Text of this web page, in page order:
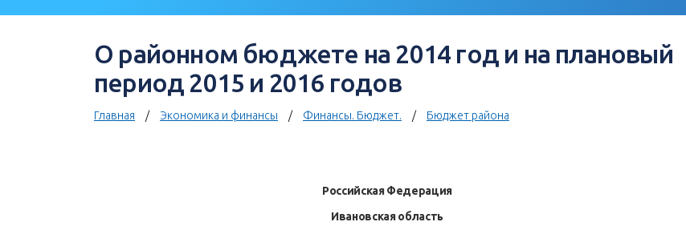
О районном бюджете на 2014 год и на плановый
период 2015 и 2016 годов
Главная Экономика и финансы Финансы. Бюджет. Бюджет района
Российская Федерация
Ивановская область